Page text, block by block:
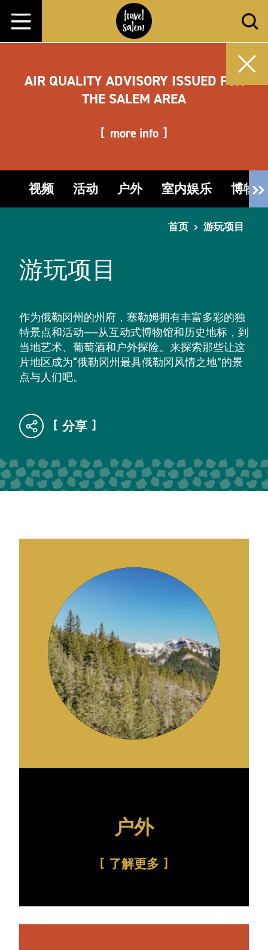
跳转至内容
AIR QUALITY ADVISORY ISSUED FOR
THE SALEM AREA
more info
视频 活动 户外 室内娱乐 博物
首页 游玩项目
游玩项目
作为俄勒冈州的州府，塞勒姆拥有丰富多彩的独
特景点和活动——从互动式博物馆和历史地标，到
当地艺术、葡萄酒和户外探险。来探索那些让这
片地区成为“俄勒冈州最具俄勒冈风情之地”的景
点与人们吧。
分享
户外
了解更多